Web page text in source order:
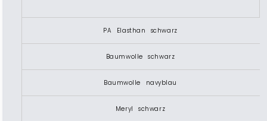
PA Elasthan schwarz
Baumwolle schwarz
Baumwolle navyblau
Meryl schwarz